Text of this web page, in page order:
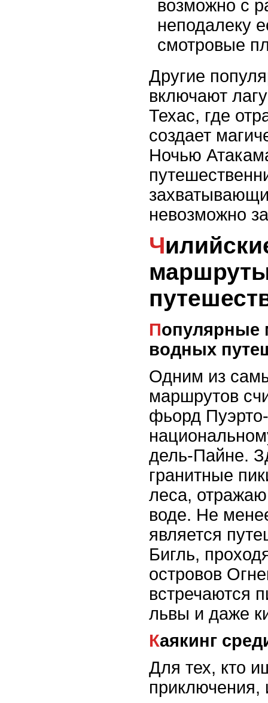
возможно с
неподалеку
смотровые
Другие
включают
Техас, где
создает
Ночью
невозможно
Чилийские фьорды:
Популярные маршруты для
водных
Одним из
маршрутов
фьорд
дель-Пайне.
гранитные
леса,
воде. Не
является
Бигль,
островов
встречаются
львы и даже
Каякинг
Для тех, кто
приключения,